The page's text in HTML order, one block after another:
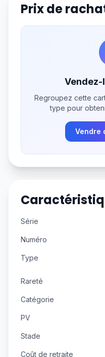
Prix de
Vendez-
Regroupez cette
type pour
Vendre
Série
Numéro
Type
Rareté
Catégorie
PV
Stade
Coût de retraite